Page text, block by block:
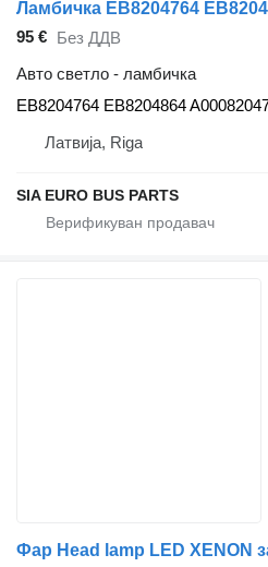
95 €
Без ДДВ
Авто светло - ламбичка
EB8204764 EB8204864
Латвија, Riga
SIA EURO BUS PARTS